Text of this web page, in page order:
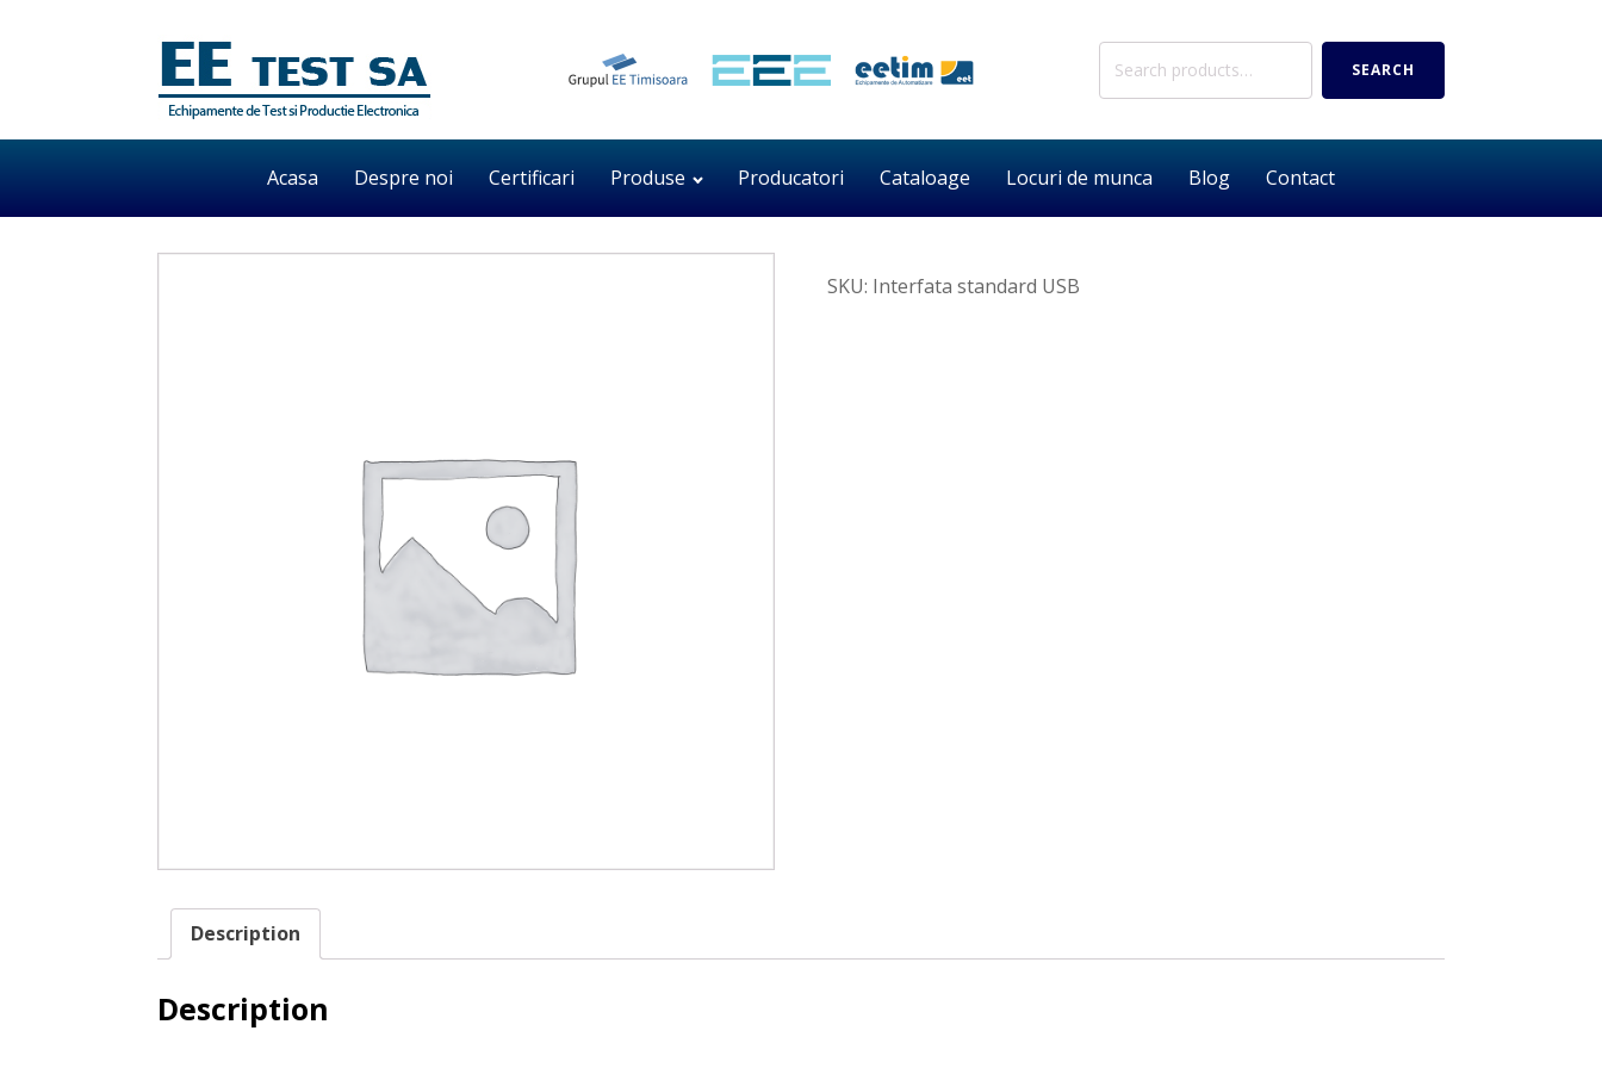
Search
SEARCH
Acasa Despre noi Certificari Produse Producatori Cataloage Locuri de munca Blog Contact
SKU: Interfata standard USB
Description
Description